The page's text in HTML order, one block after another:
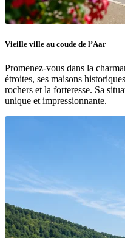
Vieille ville au coude de l’Aar
Promenez-vous dans la
étroites, ses maisons
rochers et la forteresse. Sa
unique et impressionnante.